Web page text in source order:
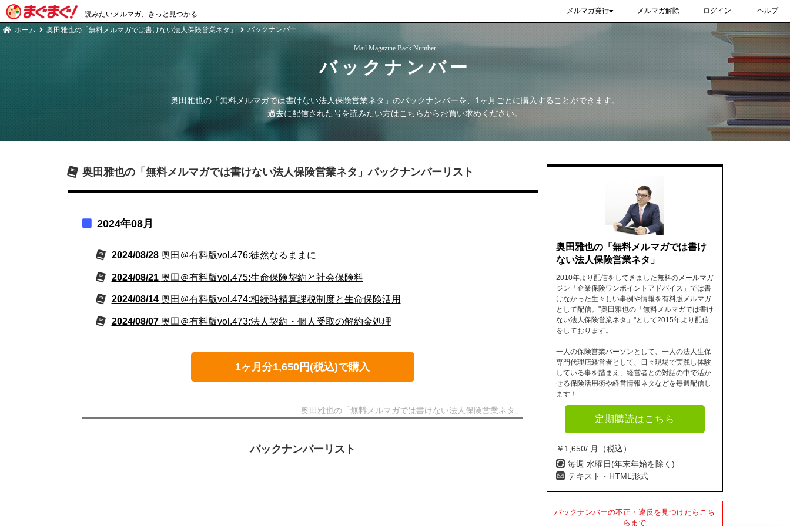
読みたいメルマガ、きっと見つかる メルマガ発行 メルマガ解除 ログイン ヘルプ
ホーム 奥田雅也の「無料メルマガでは書けない法人保険営業ネタ」 バックナンバー
Mail Magazine Back Number
バックナンバー
奥田雅也の「無料メルマガでは書けない法人保険営業ネタ」 のバックナンバーを、1ヶ月ごとに購入することができます。
過去に配信された号を読みたい方はこちらからお買い求めください。
奥田雅也の「無料メルマガでは書けない法人保険営業ネタ」バックナンバーリスト
2024年08月
2024/08/28 奥田＠有料版vol.476:徒然なるままに
2024/08/21 奥田＠有料版vol.475:生命保険契約と社会保険料
2024/08/14 奥田＠有料版vol.474:相続時精算課税制度と生命保険活用
2024/08/07 奥田＠有料版vol.473:法人契約・個人受取の解約金処理
1ヶ月分1,650円(税込)で購入
奥田雅也の「無料メルマガでは書けない法人保険営業ネタ」
バックナンバーリスト
奥田雅也の「無料メルマガでは書け
ない法人保険営業ネタ」
2010年より配信をしてきました無料のメールマガ
ジン「企業保険ワンポイントアドバイス」では書
けなかった生々しい事例や情報を有料版メルマガ
として配信。"奥田雅也の「無料メルマガでは書け
ない法人保険営業ネタ」"として2015年より配信
をしております。
一人の保険営業パーソンとして、一人の法人生保
専門代理店経営者として、日々現場で実践し体験
している事を踏まえ、経営者との対話の中で活か
せる保険活用術や経営情報ネタなどを毎週配信し
ます！
定期購読はこちら
￥1,650/ 月（税込）
毎週 水曜日(年末年始を除く)
テキスト・HTML形式
バックナンバーの不正・違反を見つけたらこち
らまで